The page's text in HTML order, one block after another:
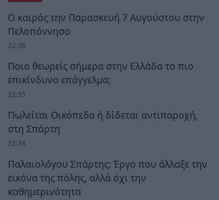
Ο καιρός την Παρασκευή 7 Αυγούστου στην
Πελοπόννησο
22:36
Ποιο θεωρείς σήμερα στην Ελλάδα το πιο
επικίνδυνο επάγγελμα;
22:35
Πωλείται Οικόπεδο ή δίδεται αντιπαροχή,
στη Σπάρτη
22:34
Παλαιολόγου Σπάρτης: Έργο που άλλαξε την
εικόνα της πόλης, αλλά όχι την
καθημερινότητα